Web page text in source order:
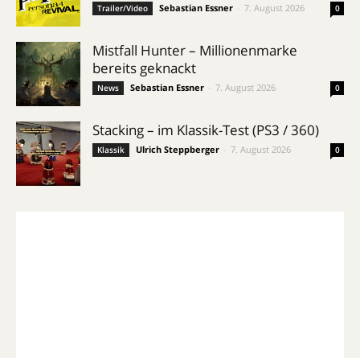
Trailer/Video Sebastian Essner 7. August 2026 0
Mistfall Hunter – Millionenmarke
bereits geknackt
News Sebastian Essner 7. August 2026 0
Stacking – im Klassik-Test (PS3 / 360)
Klassik Ulrich Steppberger 7. August 2026 0